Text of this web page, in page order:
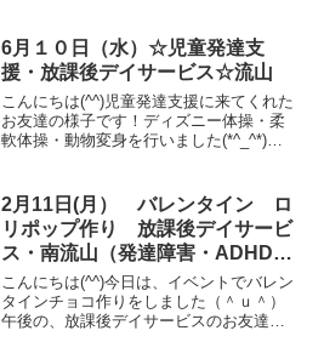
ド を行いました！ハロウィンの制作が
完成しました(^_-)-☆...
6月１０日（水）☆児童発達支
援・放課後デイサービス☆流山
こんにちは(^^)児童発達支援に来てくれた
お友達の様子です！ディズニー体操・柔
軟体操・動物変身を行いました(*^_^*)サ
て スタートストップを行いました！午
前中第二部に...
2月11日(月） バレンタイン ロ
リポップ作り 放課後デイサービ
ス・南流山（発達障害・ADHD・
自閉症・ダウン症・姿勢が悪い・
体幹・粗大運動・発語）
こんにちは(^^)今日は、イベントでバレン
タインチョコ作りをしました（＾ｕ＾）
午後の、放課後デイサービスのお友達の